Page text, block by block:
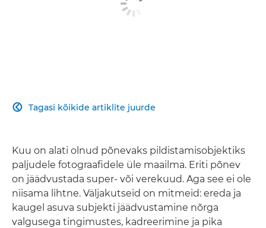
Tagasi kõikide artiklite juurde

Kuu on alati olnud põnevaks pildistamisobjektiks
paljudele fotograafidele üle maailma. Eriti põnev
on jäädvustada super- või verekuud. Aga see ei ole
niisama lihtne. Väljakutseid on mitmeid: ereda ja
kaugel asuva subjekti jäädvustamine nõrga
valgusega tingimustes, kadreerimine ja pika